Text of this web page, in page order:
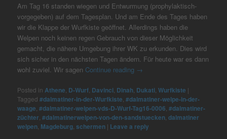
Am Tag 16 standen wiegen und Entwurmung (prophylaktisch-
vorgegeben) auf dem Tagesplan. Und am Ende des Tages haben
wir die Klappe der Wurfkiste geöffnet. Allerdings haben die
Welpen noch keinen regen Gebrauch von dieser Möglichkeit
gemacht, die nähere Umgebung ihrer WK zu erkunden. Dies wird
sich sicher in den nächsten Tagen ändern. Für heute war es dann
wohl zuviel. Wir sagen Continue reading →
Posted in Athene D-Wurf Davinci Dinah Dukati ,Wurfkiste |
Tagged #dalmatiner-in-der-Wurfkiste ,#dalmatiner-welpe-in-der-
waage ,#dalmatiner-welpen-vds-D-Wurf-Tag16-0006 ,#dalmatiner-
züchter ,#dalmatinerwelpen-von-den-sandstuecken ,dalmatiner
welpen Magdeburg ,schermen | Leave a reply